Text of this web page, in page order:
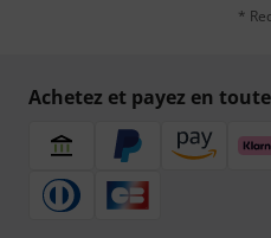
*
Achetez et payez en